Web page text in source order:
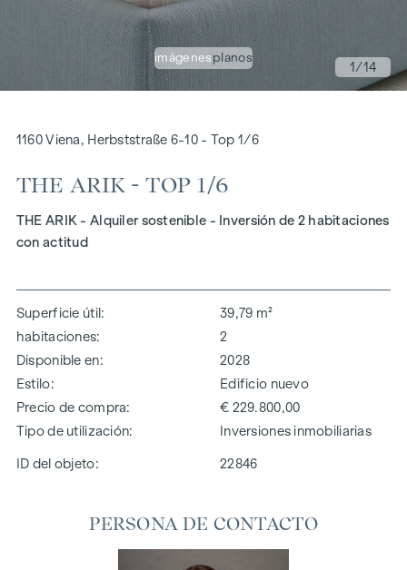
imágenes planos
1/14
1160 Viena, Herbststraße 6-10 - Top 1/6
THE ARIK - TOP 1/6
THE ARIK - Alquiler sostenible - Inversión de 2 habitaciones
con actitud
Superficie útil
39,79 m²
habitaciones
2
Disponible en
2028
Estilo
Edificio nuevo
Precio de compra
€ 229.800,00
Tipo de utilización
Inversiones inmobiliarias
ID del objeto: 22846
PERSONA DE CONTACTO